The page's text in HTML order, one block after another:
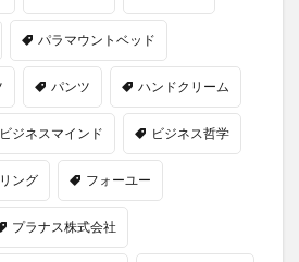
パラマウントベッド
パンツ ハンドクリーム
ビジネスマインド ビジネス哲学
ング フォーユー
プラナス株式会社